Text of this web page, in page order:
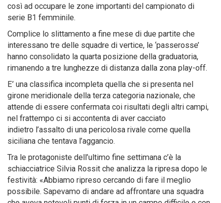
così ad occupare le zone importanti del campionato di
serie B1 femminile.
Complice lo slittamento a fine mese di due partite che
interessano tre delle squadre di vertice, le ‘passerosse’
hanno consolidato la quarta posizione della graduatoria,
rimanendo a tre lunghezze di distanza dalla zona play-off.
E’ una classifica incompleta quella che si presenta nel
girone meridionale della terza categoria nazionale, che
attende di essere confermata coi risultati degli altri campi,
nel frattempo ci si accontenta di aver cacciato
indietro l’assalto di una pericolosa rivale come quella
siciliana che tentava l’aggancio.
Tra le protagoniste dell’ultimo fine settimana c’è la
schiacciatrice Silvia Rossit che analizza la ripresa dopo le
festività: «Abbiamo ripreso cercando di fare il meglio
possibile. Sapevamo di andare ad affrontare una squadra